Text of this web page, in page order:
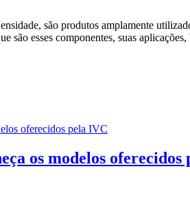
são produtos amplamente
são esses componentes, suas
os modelos oferecidos